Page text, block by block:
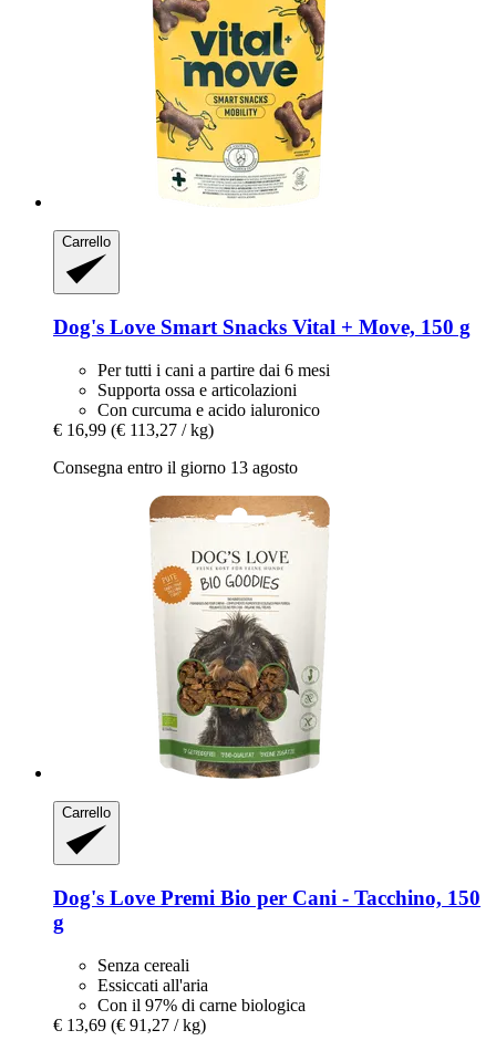
Carrello
Dog's Love Smart Snacks Vital + Move, 150 g
Per tutti i cani a partire dai 6 mesi
Supporta ossa e articolazioni
Con curcuma e acido ialuronico
€ 16,99 (€ 113,27 / kg)
Consegna entro il giorno 13 agosto
Carrello
Dog's Love Premi Bio per Cani -​ Tacchino, 150
g
Senza cereali
Essiccati all'aria
Con il 97% di carne biologica
€ 13,69 (€ 91,27 / kg)